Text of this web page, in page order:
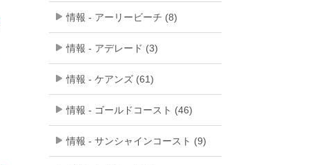
情報 - アーリービーチ (8)
情報 - アデレード (3)
情報 - ケアンズ (61)
情報 - ゴールドコースト (46)
情報 - サンシャインコースト (9)